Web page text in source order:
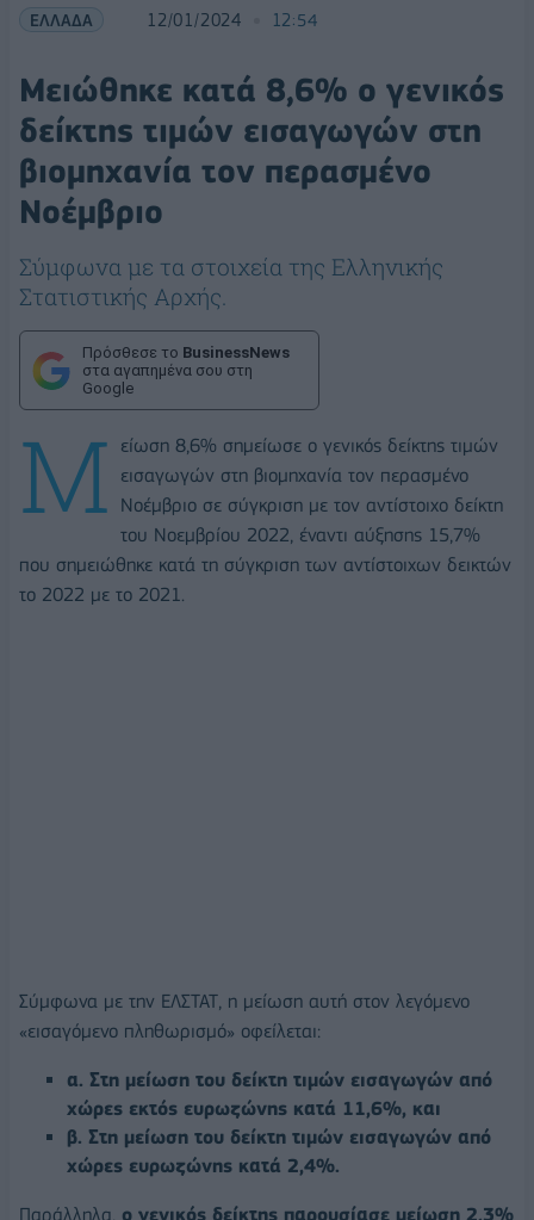
ΕΛΛΑΔΑ 12/01/2024 12:54
Μειώθηκε κατά 8,6% ο γενικός
δείκτης τιμών εισαγωγών στη
βιομηχανία τον περασμένο
Νοέμβριο
Σύμφωνα με τα στοιχεία της Ελληνικής
Στατιστικής Αρχής.
Πρόσθεσε το BusinessNews
στα αγαπημένα σου στη
Google
Μ
είωση 8,6% σημείωσε ο γενικός δείκτης τιμών
εισαγωγών στη βιομηχανία τον περασμένο
Νοέμβριο σε σύγκριση με τον αντίστοιχο δείκτη
του Νοεμβρίου 2022, έναντι αύξησης 15,7%
που σημειώθηκε κατά τη σύγκριση των αντίστοιχων δεικτών
το 2022 με το 2021.
Σύμφωνα με την ΕΛΣΤΑΤ, η μείωση αυτή στον λεγόμενο
«εισαγόμενο πληθωρισμό» οφείλεται:
α. Στη μείωση του δείκτη τιμών εισαγωγών από
χώρες εκτός ευρωζώνης κατά 11,6%, και
β. Στη μείωση του δείκτη τιμών εισαγωγών από
χώρες ευρωζώνης κατά 2,4%.
Παράλληλα, ο γενικός δείκτης παρουσίασε μείωση 2,3%